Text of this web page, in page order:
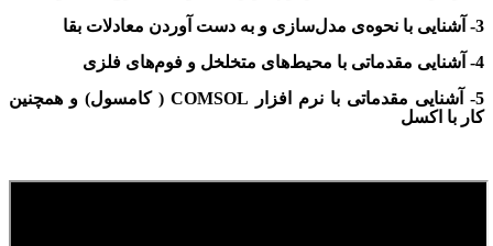
3- آشنایی با نحوه‌ی مدل‌سازی و به دست آوردن معادلات بقا
4- آشنایی مقدماتی با محیط‌های متخلخل و فوم‌های فلزی
5- آشنایی مقدماتی با
نرم افزار COMSOL ( کامسول)
و همچنین
کار با اکسل